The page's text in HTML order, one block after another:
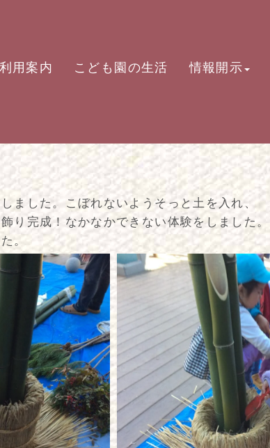
利用案内 こども園の生活 情報開示
ました。こぼれないようそっと土を入れ、
り完成！なかなかできない体験をしました。
。